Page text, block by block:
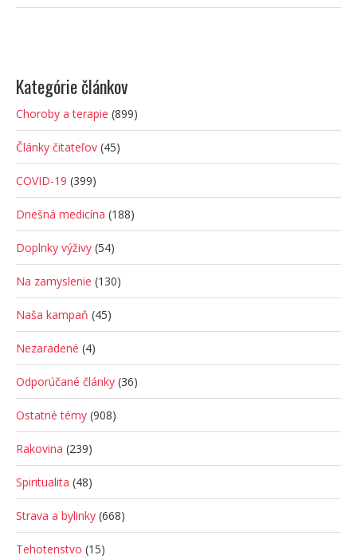
Kategórie článkov
Choroby a terapie (899)
Články čitateľov (45)
COVID-19 (399)
Dnešná medicína (188)
Doplnky výživy (54)
Na zamyslenie (130)
Naša kampaň (45)
Nezaradené (4)
Odporúčané články (36)
Ostatné témy (908)
Rakovina (239)
Spiritualita (48)
Strava a bylinky (668)
Tehotenstvo (15)